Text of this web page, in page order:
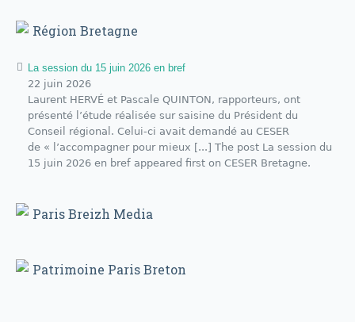
Région Bretagne
La session du 15 juin 2026 en bref
22 juin 2026
Laurent HERVÉ et Pascale QUINTON, rapporteurs, ont
présenté l’étude réalisée sur saisine du Président du
Conseil régional. Celui-ci avait demandé au CESER
de « l’accompagner pour mieux [...] The post La session du
15 juin 2026 en bref appeared first on CESER Bretagne.
Paris Breizh Media
Patrimoine Paris Breton